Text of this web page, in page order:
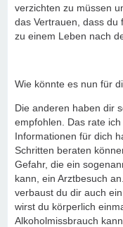
verzichten zu müssen
das Vertrauen, dass du
zu einem Leben nach
Wie könnte es nun für
Die anderen haben dir
empfohlen. Das rate
Informationen für dich
Schritten beraten
Gefahr, die ein
kann, ein Arztbesuch
verbaust du dir auch
wirst du körperlich
Alkoholmissbrauch